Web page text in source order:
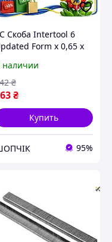
Скоба Intertool 6
Form х 0,65 х
крепежные
CH2_99K
наличии
₴
₴
Купить
95%